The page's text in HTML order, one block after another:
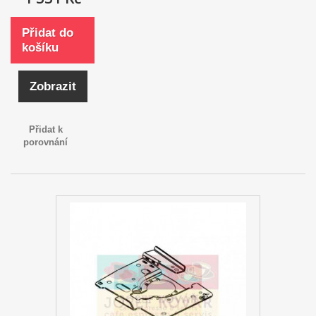
Přidat do
košíku
Zobrazit
Přidat k
porovnání